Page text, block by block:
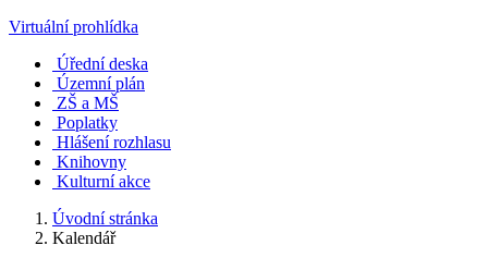
Virtuální prohlídka
Úřední deska
Územní plán
ZŠ a MŠ
Poplatky
Hlášení rozhlasu
Knihovny
Kulturní akce
Úvodní stránka
Kalendář